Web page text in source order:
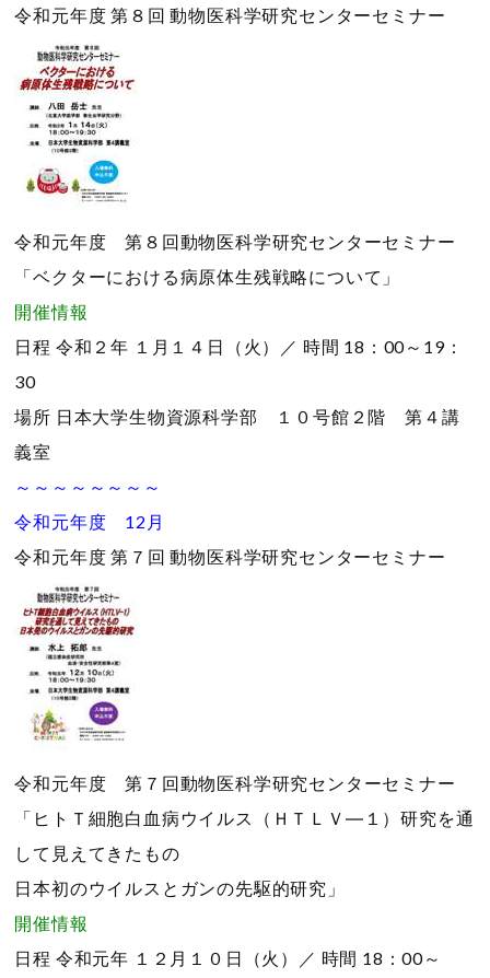
令和元年度 第８回 動物医科学研究センターセミナー
令和元年度 第８回動物医科学研究センターセミナー
「ベクターにおける病原体生残戦略について」
開催情報
日程 令和２年 １月１４日（火）／ 時間 18：00～19：
30
場所 日本大学生物資源科学部 １０号館２階 第４講
義室
～～～～～～～～
令和元年度 12月
令和元年度 第７回 動物医科学研究センターセミナー
令和元年度 第７回動物医科学研究センターセミナー
「ヒトＴ細胞白血病ウイルス（ＨＴＬＶ―１）研究を通
して見えてきたもの
日本初のウイルスとガンの先駆的研究」
開催情報
日程 令和元年 １２月１０日（火）／ 時間 18：00～